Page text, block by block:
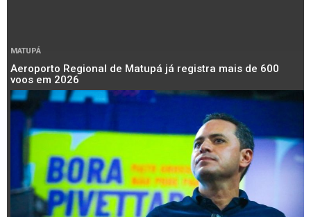
MATUPÁ
Aeroporto Regional de Matupá já registra mais de 600
voos em 2026